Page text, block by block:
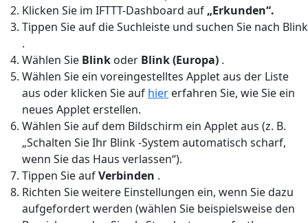
Klicken Sie im IFTTT-Dashboard auf „Erkunden“.
Tippen Sie auf die Suchleiste und suchen Sie nach Blink
.
Wählen Sie Blink oder Blink (Europa) .
Wählen Sie ein voreingestelltes Applet aus der Liste
aus oder klicken Sie auf hier erfahren Sie, wie Sie ein
neues Applet erstellen.
Wählen Sie auf dem Bildschirm ein Applet aus (z. B.
„Schalten Sie Ihr Blink -System automatisch scharf,
wenn Sie das Haus verlassen“).
Tippen Sie aufVerbinden .
Richten Sie weitere Einstellungen ein, wenn Sie dazu
aufgefordert werden (wählen Sie beispielsweise den